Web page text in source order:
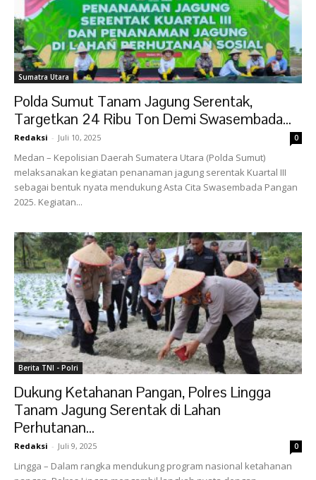
Sumatra Utara
Polda Sumut Tanam Jagung Serentak,
Targetkan 24 Ribu Ton Demi Swasembada...
Redaksi - Juli 10, 2025 0
Medan – Kepolisian Daerah Sumatera Utara (Polda Sumut)
melaksanakan kegiatan penanaman jagung serentak Kuartal III
sebagai bentuk nyata mendukung Asta Cita Swasembada Pangan
2025. Kegiatan...
Berita TNI - Polri
Dukung Ketahanan Pangan, Polres Lingga
Tanam Jagung Serentak di Lahan
Perhutanan...
Redaksi - Juli 9, 2025 0
Lingga – Dalam rangka mendukung program nasional ketahanan